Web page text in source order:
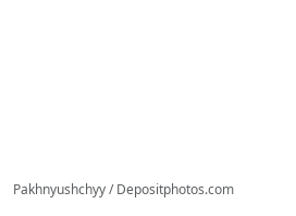
Pakhnyushchyy / Depositphotos.com